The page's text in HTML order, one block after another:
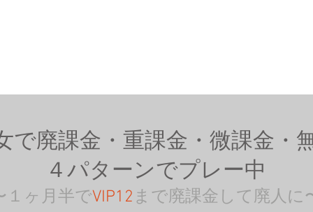
で廃課金・重課金・微課金・
４パターンでプレー中
１ヶ月半でVIP12 まで廃課金して廃人に